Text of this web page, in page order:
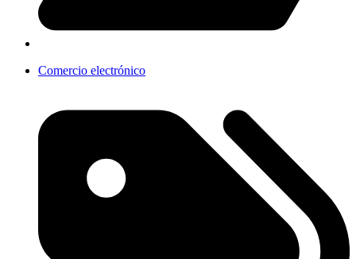
Comercio electrónico